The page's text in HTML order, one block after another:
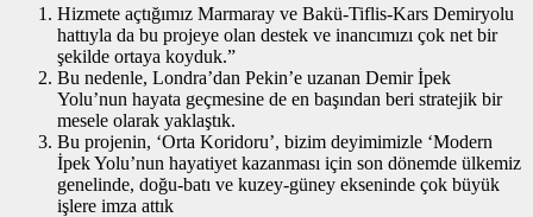
Hizmete açtığımız Marmaray ve Bakü-Tiflis-Kars Demiryolu
hattıyla da bu projeye olan destek ve inancımızı çok net bir
şekilde ortaya koyduk.”
Bu nedenle, Londra’dan Pekin’e uzanan Demir İpek
Yolu’nun hayata geçmesine de en başından beri stratejik bir
mesele olarak yaklaştık.
Bu projenin, ‘Orta Koridoru’, bizim deyimimizle ‘Modern
İpek Yolu’nun hayatiyet kazanması için son dönemde ülkemiz
genelinde, doğu-batı ve kuzey-güney ekseninde çok büyük
işlere imza attık